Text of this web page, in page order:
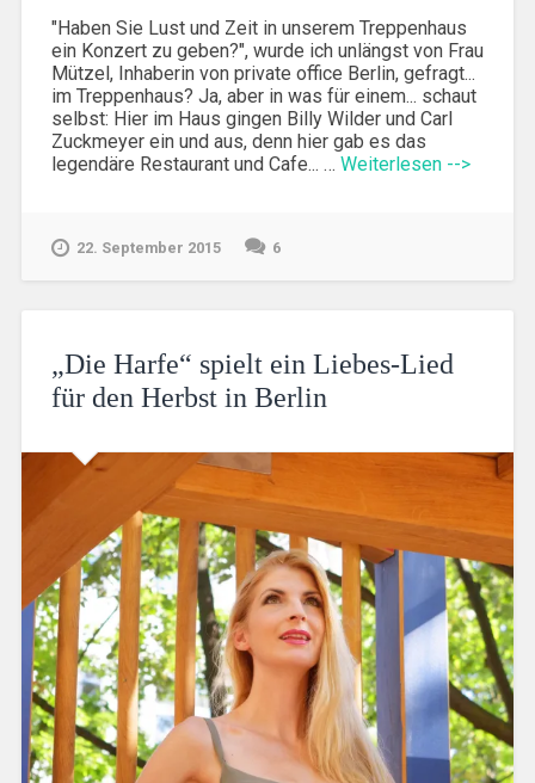
"Haben Sie Lust und Zeit in unserem Treppenhaus
ein Konzert zu geben?", wurde ich unlängst von Frau
Mützel, Inhaberin von private office Berlin, gefragt...
im Treppenhaus? Ja, aber in was für einem... schaut
selbst: Hier im Haus gingen Billy Wilder und Carl
Zuckmeyer ein und aus, denn hier gab es das
legendäre Restaurant und Cafe... … Weiterlesen -->
22. September 2015 6
„Die Harfe“ spielt ein Liebes-Lied
für den Herbst in Berlin